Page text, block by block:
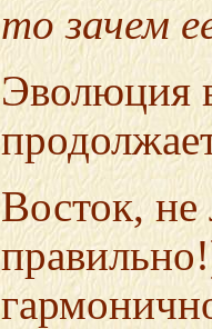
то зачем
Эволюция
Восток, не